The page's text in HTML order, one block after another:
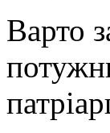
Варто